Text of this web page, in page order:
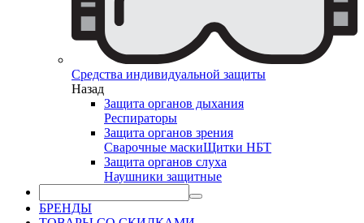
Средства индивидуальной защиты
Назад
Защита органов дыхания
Респираторы
Защита органов зрения
Сварочные маскиЩитки НБТ
Защита органов слуха
Наушники защитные
БРЕНДЫ